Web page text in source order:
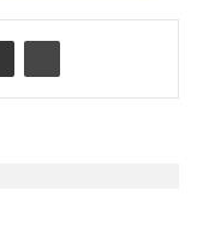
verfügen, um
Notwendigkeit,